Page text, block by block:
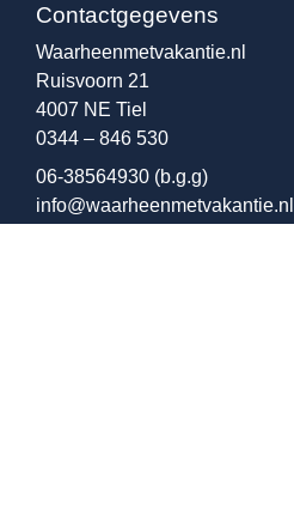
Contactgegevens
Waarheenmetvakantie.nl
Ruisvoorn 21
4007 NE Tiel
0344 – 846 530
06-38564930 (b.g.g)
info@waarheenmetvakantie.nl